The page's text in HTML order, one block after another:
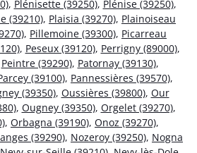
, Plénisette (39250), Plénise (39250),
(39210), Plaisia (39270), Plainoiseau
, Pillemoine (39300), Picarreau
, Peseux (39120), Perrigny (89000),
Peintre (39290), Patornay (39130),
(39100), Pannessières (39570),
(39350), Oussières (39800), Our
, Ougney (39350), Orgelet (39270),
, Orbagna (39190), Onoz (39270),
(39290), Nozeroy (39250), Nogna